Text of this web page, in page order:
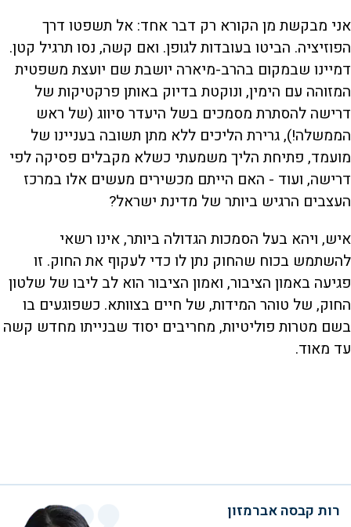
אני מבקשת מן הקורא רק דבר אחד: אל תשפטו דרך
הפוזיציה. הביטו בעובדות לגופן. ואם קשה, נסו תרגיל קטן.
דמיינו שבמקום בהרב-מיארה יושבת שם יועצת משפטית
המזוהה עם הימין, ונוקטת בדיוק באותן פרקטיקות של
דרישה להסתרת מסמכים בשל היעדר סיווג (של ראש
הממשלה!), גרירת הליכים ללא מתן תשובה בעניינו של
מועמד, פתיחת הליך משמעתי כשלא מקבלים פסיקה לפי
דרישה, ועוד - האם הייתם מכשירים מעשים אלו במרכז
העצבים הרגיש ביותר של מדינת ישראל?
איש, ויהא בעל הסמכות הגדולה ביותר, אינו רשאי
להשתמש בכוח שהחוק נתן לו כדי לעקוף את החוק. זו
פגיעה באמון הציבור, ואמון הציבור הוא לב ליבו של שלטון
החוק, של טוהר המידות, של חיים בצוותא. כשפוגעים בו
בשם מטרות פוליטיות, מחריבים יסוד שבנייתו מחדש קשה
עד מאוד.
רות קבסה אברמזון